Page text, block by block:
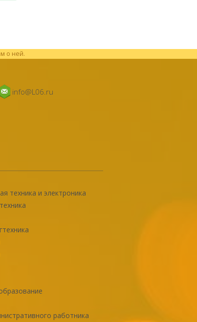
о ней.
info@L06.ru
техника и электроника
работника